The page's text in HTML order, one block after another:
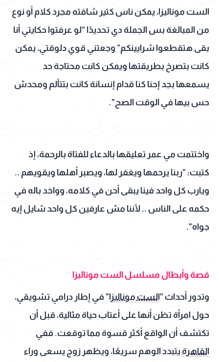
الست موناليزا، يمكن ناس كتير شافته مجرد كلام أو نوع
من المبالغة بس الجملة دي تحديدًا “لو عرفتوا حكايتي أنا
بقى هتقطعوا شرايينكم” وجعتني قوي دلوقتي، يمكن
كانت بتصرخ بطريقتها ويمكن كانت محتاجة حد
يسمعها بجد إحنا كنا قدام إنسانة كانت بتتألم ومحدش
حس بيها في الوقت الصح".
واختتمت مي عمر تعليقها بالدعاء للفتاة بالرحمة، إذ
كتبت: "ربنا يرحمها ويغفر لها، ويصبر أهلها ويقويهم ..
ويارب كل واحد فينا يبقى أحن في كلامه، وواخد باله في
حكمه على الناس .. لأننا مش عارفين كل واحد شايل إيه
جواه".
قصة وأبطال مسلسل الست موناليزا
وتدور أحداث "الست موناليزا" في إطار درامي تشويقي،
حول امرأة تظن أنها على أعتاب حياة مثالية، قبل أن
تكتشف أن الواقع أكثر قسوة مما توقعت. ففي
القاهرة يتبدد الوهم سريعًا، ويظهر زوج يسعى وراء